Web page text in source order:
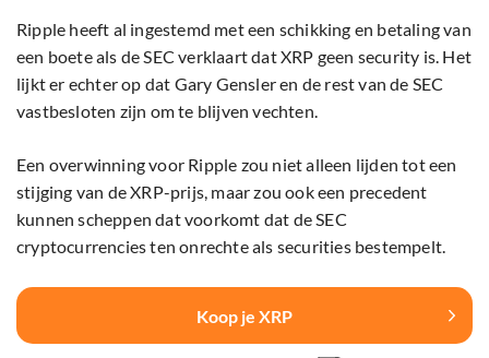
Ripple heeft al ingestemd met een schikking en betaling van
een boete als de SEC verklaart dat XRP geen security is. Het
lijkt er echter op dat Gary Gensler en de rest van de SEC
vastbesloten zijn om te blijven vechten.
Een overwinning voor Ripple zou niet alleen lijden tot een
stijging van de XRP-prijs, maar zou ook een precedent
kunnen scheppen dat voorkomt dat de SEC
cryptocurrencies ten onrechte als securities bestempelt.
Koop je XRP